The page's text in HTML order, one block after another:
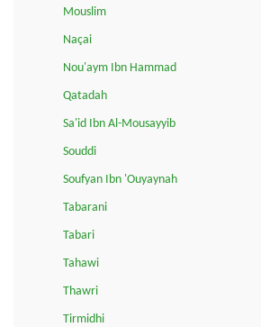
Mouslim
Naçai
Nou'aym Ibn Hammad
Qatadah
Sa'id Ibn Al-Mousayyib
Souddi
Soufyan Ibn 'Ouyaynah
Tabarani
Tabari
Tahawi
Thawri
Tirmidhi